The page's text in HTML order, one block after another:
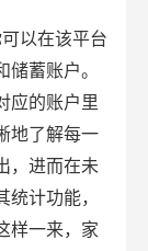
以在该平台
储蓄账户。
应的账户里
地了解每一
，进而在未
计功能，
样一来，家